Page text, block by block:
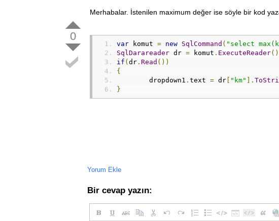
0
Merhabalar. İstenilen maximum değer ise söyle bir kod
var komut = new SqlCommand ( "select
SqlDarareader dr = komut . ExecuteReader
if ( dr . Read ())
{
	dropdown1
. text = dr "km" ].
}
Yorum Ekle
Bir cevap yazın: